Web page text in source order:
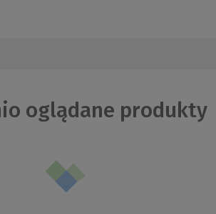
oglądane produkty